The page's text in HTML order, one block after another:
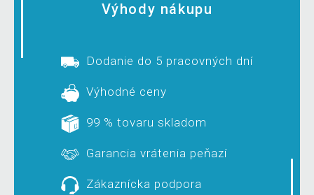
Výhody nákupu
Dodanie do 5 pracovných dní
Výhodné ceny
99 % tovaru skladom
Garancia vrátenia peňazí
Zákaznícka podpora